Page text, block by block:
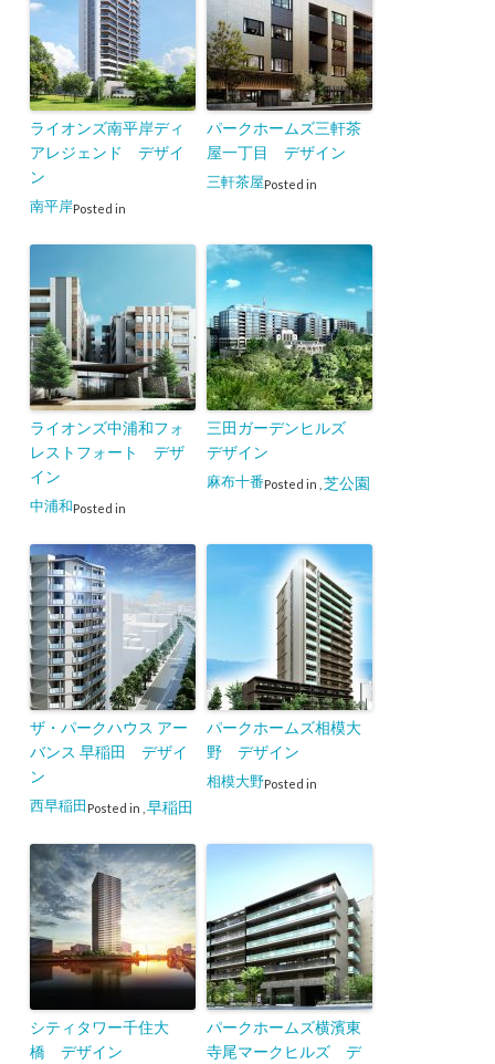
ライオンズ南平岸ディ
アレジェンド デザイ
ン
Posted in
南平岸
パークホームズ三軒茶
屋一丁目 デザイン
Posted in
三軒茶屋
ライオンズ中浦和フォ
レストフォート デザ
イン
Posted in
中浦和
三田ガーデンヒルズ
デザイン
Posted in
麻布十番 芝公園
ザ・パークハウス アー
バンス 早稲田 デザイ
ン
Posted in
西早稲田 早稲田
パークホームズ相模大
野 デザイン
Posted in
相模大野
シティタワー千住大
橋 デザイン
パークホームズ横濱東
寺尾マークヒルズ デ